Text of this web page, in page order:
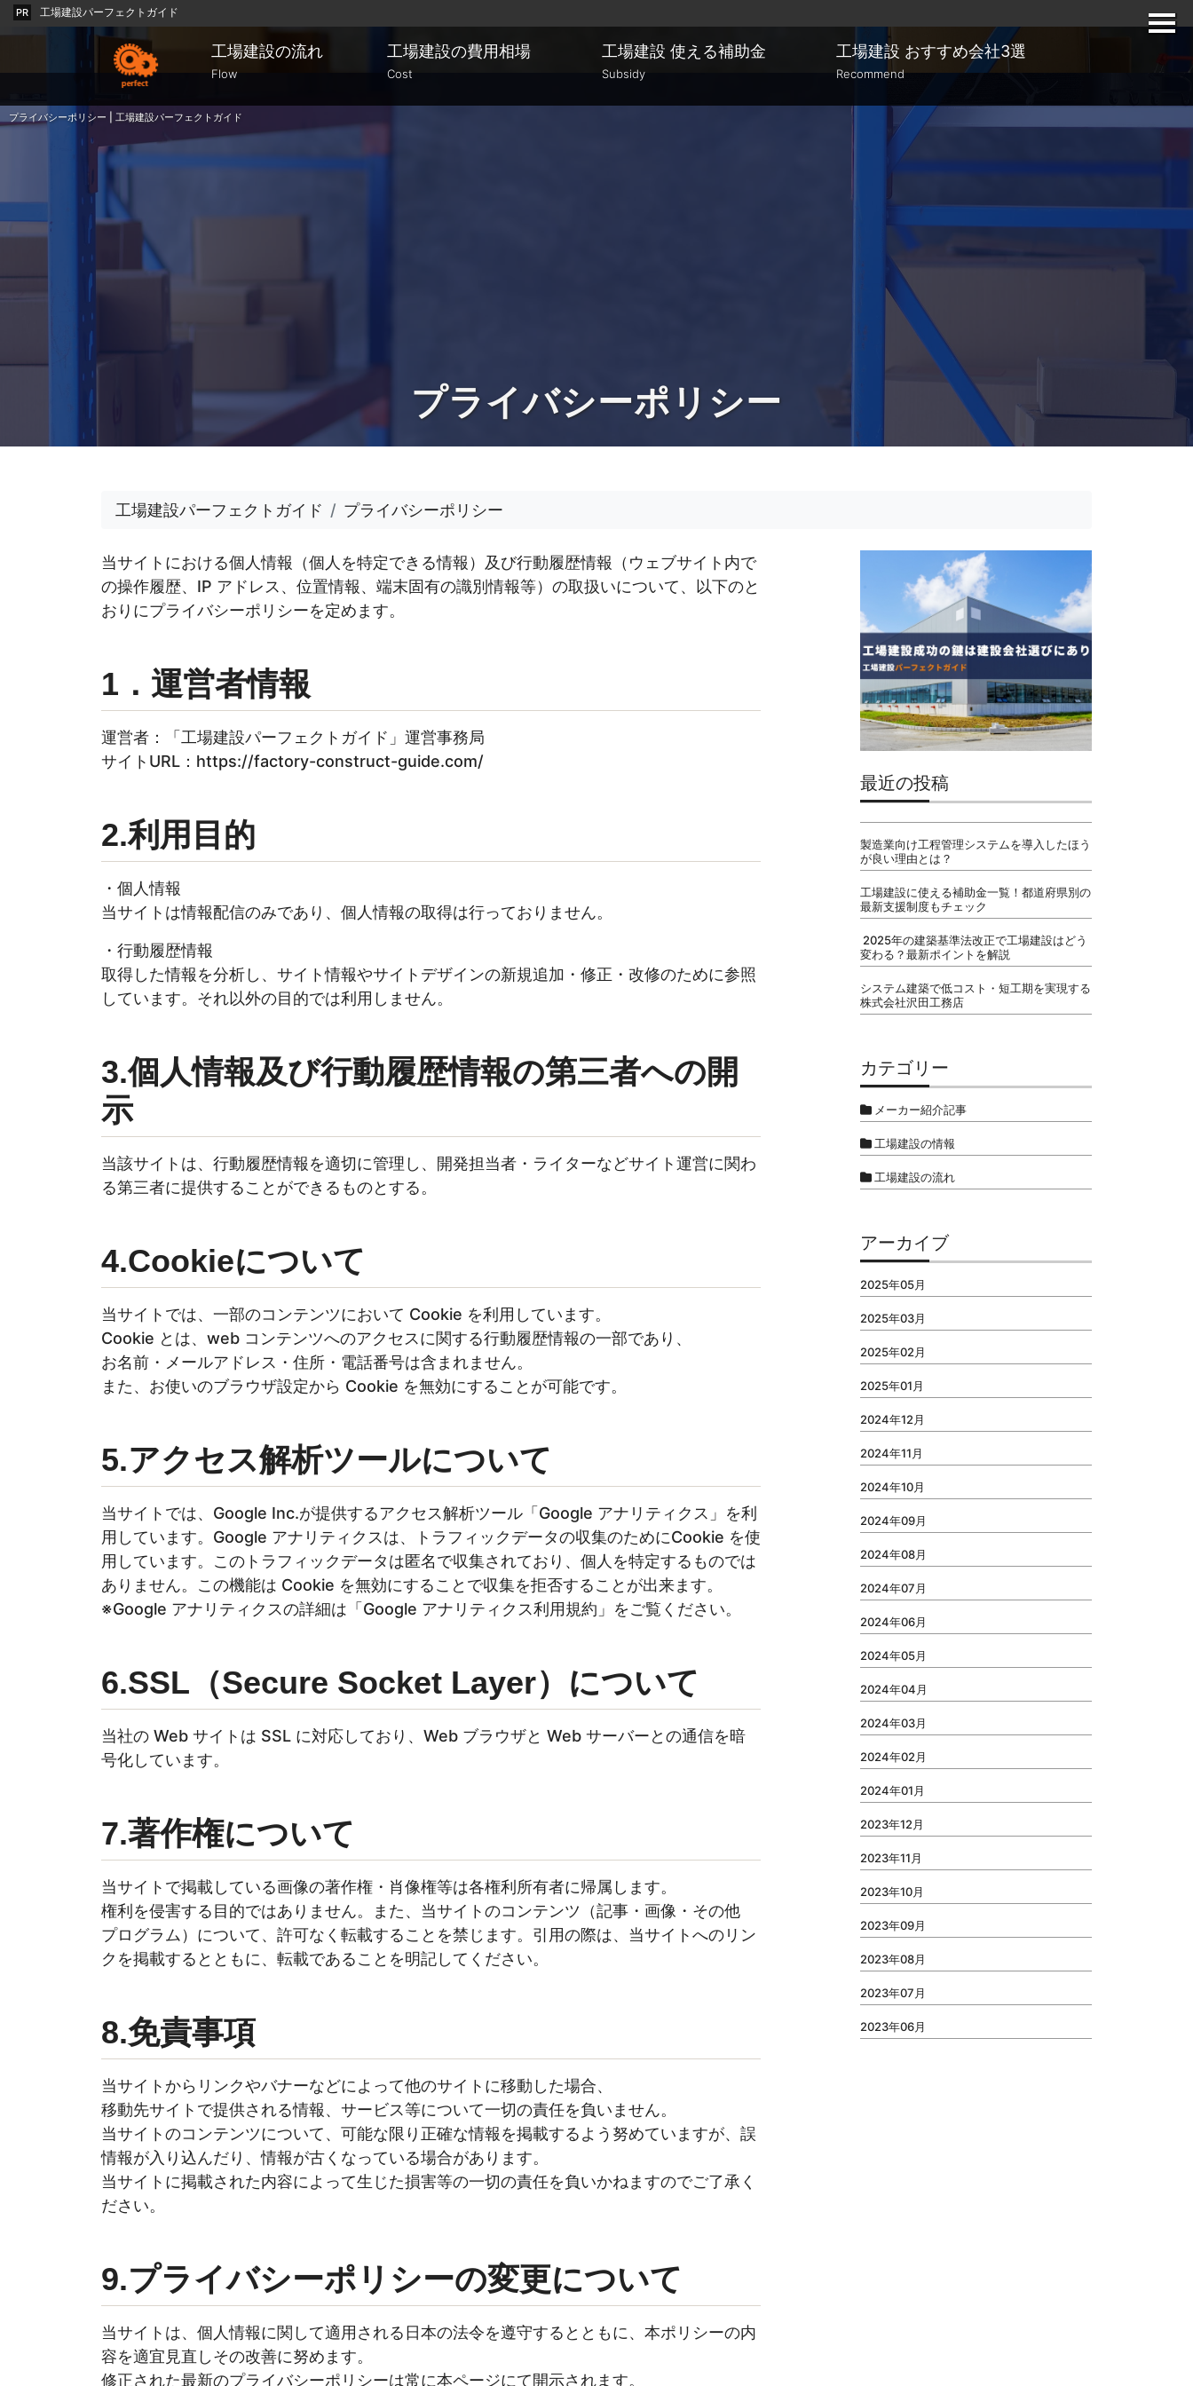
PR 工場建設パーフェクトガイド
工場建設の流れ
Flow
工場建設の費用相場
Cost
工場建設 使える補助金
Subsidy
工場建設 おすすめ会社3選
Recommend
プライバシーポリシー | 工場建設パーフェクトガイド
プライバシーポリシー
工場建設パーフェクトガイド プライバシーポリシー
当サイトにおける個人情報（個人を特定できる情報）及び行動履歴情報（ウェブサイト内で
の操作履歴、IP アドレス、位置情報、端末固有の識別情報等）の取扱いについて、以下のと
おりにプライバシーポリシーを定めます。
1．運営者情報
運営者：「工場建設パーフェクトガイド」運営事務局
サイトURL：https://factory-construct-guide.com/
2.利用目的
・個人情報
当サイトは情報配信のみであり、個人情報の取得は行っておりません。
・行動履歴情報
取得した情報を分析し、サイト情報やサイトデザインの新規追加・修正・改修のために参照
しています。それ以外の目的では利用しません。
3.個人情報及び行動履歴情報の第三者への開
示
当該サイトは、行動履歴情報を適切に管理し、開発担当者・ライターなどサイト運営に関わ
る第三者に提供することができるものとする。
4.Cookieについて
当サイトでは、一部のコンテンツにおいて Cookie を利用しています。
Cookie とは、web コンテンツへのアクセスに関する行動履歴情報の一部であり、
お名前・メールアドレス・住所・電話番号は含まれません。
また、お使いのブラウザ設定から Cookie を無効にすることが可能です。
5.アクセス解析ツールについて
当サイトでは、Google Inc.が提供するアクセス解析ツール「Google アナリティクス」を利
用しています。Google アナリティクスは、トラフィックデータの収集のためにCookie を使
用しています。このトラフィックデータは匿名で収集されており、個人を特定するものでは
ありません。この機能は Cookie を無効にすることで収集を拒否することが出来ます。
※Google アナリティクスの詳細は「Google アナリティクス利用規約」をご覧ください。
6.SSL（Secure Socket Layer）について
当社の Web サイトは SSL に対応しており、Web ブラウザと Web サーバーとの通信を暗
号化しています。
7.著作権について
当サイトで掲載している画像の著作権・肖像権等は各権利所有者に帰属します。
権利を侵害する目的ではありません。また、当サイトのコンテンツ（記事・画像・その他
プログラム）について、許可なく転載することを禁じます。引用の際は、当サイトへのリン
クを掲載するとともに、転載であることを明記してください。
8.免責事項
当サイトからリンクやバナーなどによって他のサイトに移動した場合、
移動先サイトで提供される情報、サービス等について一切の責任を負いません。
当サイトのコンテンツについて、可能な限り正確な情報を掲載するよう努めていますが、誤
情報が入り込んだり、情報が古くなっている場合があります。
当サイトに掲載された内容によって生じた損害等の一切の責任を負いかねますのでご了承く
ださい。
9.プライバシーポリシーの変更について
当サイトは、個人情報に関して適用される日本の法令を遵守するとともに、本ポリシーの内
容を適宜見直しその改善に努めます。
修正された最新のプライバシーポリシーは常に本ページにて開示されます。
最近の投稿
製造業向け工程管理システムを導入したほう
が良い理由とは？
工場建設に使える補助金一覧！都道府県別の
最新支援制度もチェック
2025年の建築基準法改正で工場建設はどう
変わる？最新ポイントを解説
システム建築で低コスト・短工期を実現する
株式会社沢田工務店
カテゴリー
メーカー紹介記事
工場建設の情報
工場建設の流れ
アーカイブ
2025年05月
2025年03月
2025年02月
2025年01月
2024年12月
2024年11月
2024年10月
2024年09月
2024年08月
2024年07月
2024年06月
2024年05月
2024年04月
2024年03月
2024年02月
2024年01月
2023年12月
2023年11月
2023年10月
2023年09月
2023年08月
2023年07月
2023年06月